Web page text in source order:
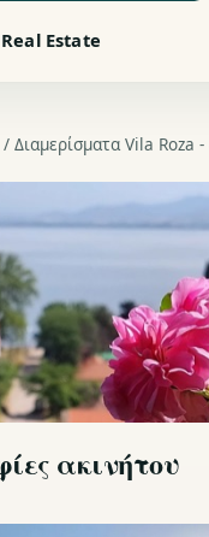
Estate
/ Διαμερίσματα Vila Roza
ακινήτου